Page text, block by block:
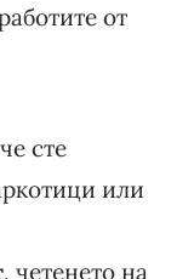
от
сте
или
, четенето на